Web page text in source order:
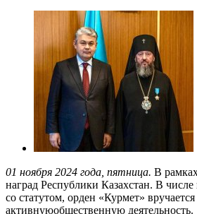
01 ноября 2024 года, пятница. В
наград Республики Казахстан. В
со статутом, орден «Курмет»
активнуюобщественную деятельность.